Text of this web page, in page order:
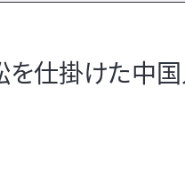
仕掛けた中国